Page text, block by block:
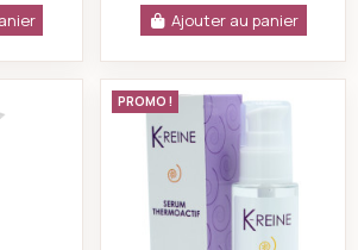
Ajouter au panier
Sérum Hydratant Color Protect - Protéine De
Sérum
PROMO !